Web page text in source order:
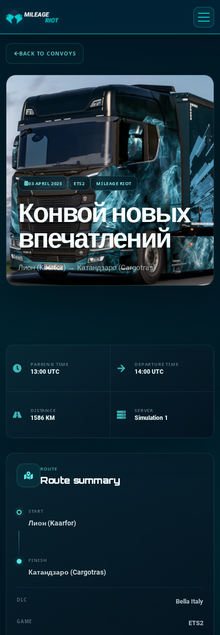
BACK TO CONVOYS
03 APRIL 2025 ETS2 MILEAGE RIOT
Конвой новых
впечатлений
Лион (Kaarfor) → Катандзаро (Cargotras)
PARKING TIME
13:00 UTC
DEPARTURE TIME
14:00 UTC
DISTANCE
1586 KM
SERVER
Simulation 1
ROUTE
Route summary
START
Лион (Kaarfor)
FINISH
Катандзаро (Cargotras)
DLC Bella Italy
GAME ETS2